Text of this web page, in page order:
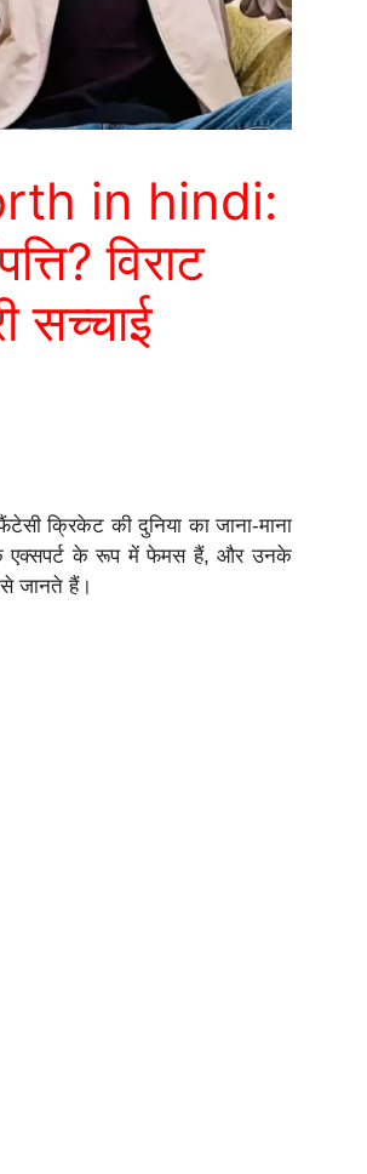
in hindi:
विराट
सच्चाई
क्रिकेट की दुनिया का जाना-माना
एक्सपर्ट के रूप में फेमस हैं, और उनके
जानते हैं।